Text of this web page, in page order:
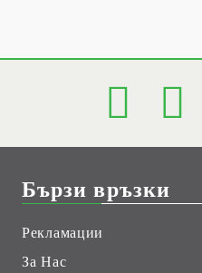
Бързи връзки
Рекламации
За Нас